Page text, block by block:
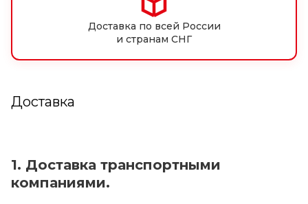
Доставка по всей России
и странам СНГ
Доставка
1. Доставка транспортными
компаниями.